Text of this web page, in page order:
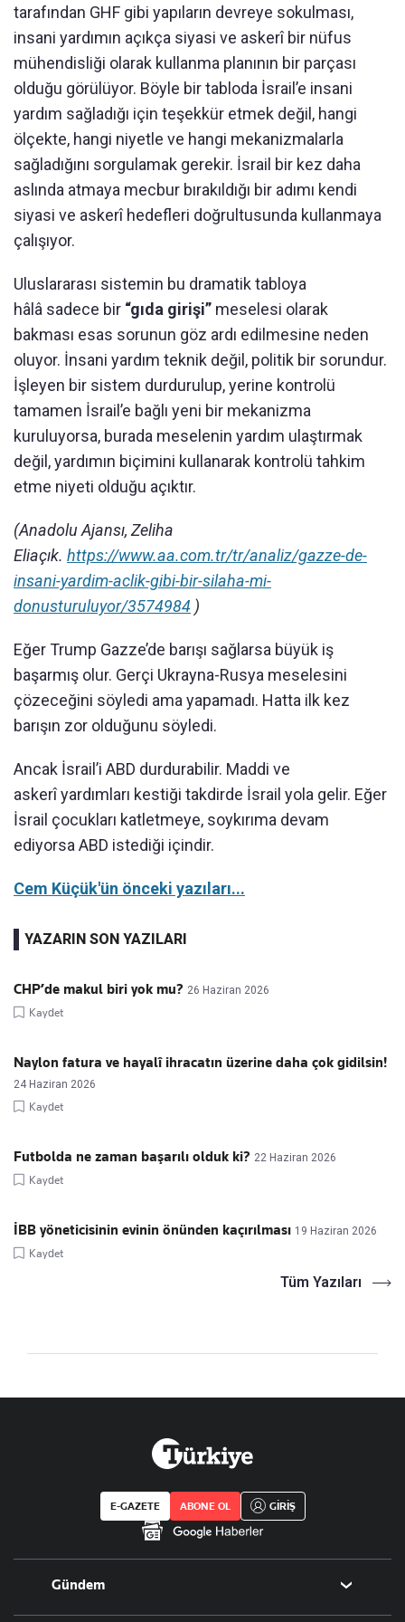
tarafından GHF gibi yapıların devreye sokulması,
insani yardımın açıkça siyasi ve askerî bir nüfus
mühendisliği olarak kullanma planının bir parçası
olduğu görülüyor. Böyle bir tabloda İsrail’e insani
yardım sağladığı için teşekkür etmek değil, hangi
ölçekte, hangi niyetle ve hangi mekanizmalarla
sağladığını sorgulamak gerekir. İsrail bir kez daha
aslında atmaya mecbur bırakıldığı bir adımı kendi
siyasi ve askerî hedefleri doğrultusunda kullanmaya
çalışıyor.
Uluslararası sistemin bu dramatik tabloya
hâlâ sadece bir “gıda girişi” meselesi olarak
bakması esas sorunun göz ardı edilmesine neden
oluyor. İnsani yardım teknik değil, politik bir sorundur.
İşleyen bir sistem durdurulup, yerine kontrolü
tamamen İsrail’e bağlı yeni bir mekanizma
kuruluyorsa, burada meselenin yardım ulaştırmak
değil, yardımın biçimini kullanarak kontrolü tahkim
etme niyeti olduğu açıktır.
(Anadolu Ajansı, Zeliha
Eliaçık. https://www.aa.com.tr/tr/analiz/gazze-de-
insani-yardim-aclik-gibi-bir-silaha-mi-
donusturuluyor/3574984 )
Eğer Trump Gazze’de barışı sağlarsa büyük iş
başarmış olur. Gerçi Ukrayna-Rusya meselesini
çözeceğini söyledi ama yapamadı. Hatta ilk kez
barışın zor olduğunu söyledi.
Ancak İsrail’i ABD durdurabilir. Maddi ve
askerî yardımları kestiği takdirde İsrail yola gelir. Eğer
İsrail çocukları katletmeye, soykırıma devam
ediyorsa ABD istediği içindir.
Cem Küçük'ün önceki yazıları...
YAZARIN SON YAZILARI
CHP’de makul biri yok mu? 26 Haziran 2026
Kaydet
Naylon fatura ve hayalî ihracatın üzerine daha çok gidilsin!
24 Haziran 2026
Kaydet
Futbolda ne zaman başarılı olduk ki? 22 Haziran 2026
Kaydet
İBB yöneticisinin evinin önünden kaçırılması 19 Haziran 2026
Kaydet
Tüm Yazıları
E-GAZETE ABONE OL GİRİŞ
Gündem